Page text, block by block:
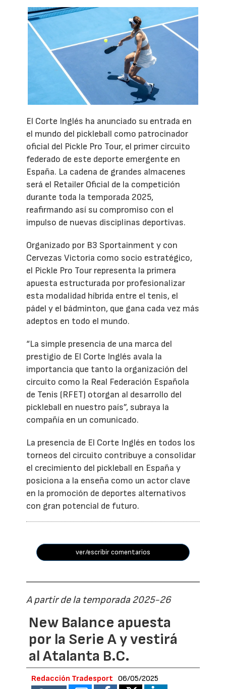
El Corte Inglés ha anunciado su entrada en
el mundo del pickleball como patrocinador
oficial del Pickle Pro Tour, el primer circuito
federado de este deporte emergente en
España. La cadena de grandes almacenes
será el Retailer Oficial de la competición
durante toda la temporada 2025,
reafirmando así su compromiso con el
impulso de nuevas disciplinas deportivas.
Organizado por B3 Sportainment y con
Cervezas Victoria como socio estratégico,
el Pickle Pro Tour representa la primera
apuesta estructurada por profesionalizar
esta modalidad híbrida entre el tenis, el
pádel y el bádminton, que gana cada vez más
adeptos en todo el mundo.
“La simple presencia de una marca del
prestigio de El Corte Inglés avala la
importancia que tanto la organización del
circuito como la Real Federación Española
de Tenis (RFET) otorgan al desarrollo del
pickleball en nuestro país”, subraya la
compañía en un comunicado.
La presencia de El Corte Inglés en todos los
torneos del circuito contribuye a consolidar
el crecimiento del pickleball en España y
posiciona a la enseña como un actor clave
en la promoción de deportes alternativos
con gran potencial de futuro.
ver/escribir comentarios
A partir de la temporada 2025-26
New Balance apuesta
por la Serie A y vestirá
al Atalanta B.C.
Redacción Tradesport 06/05/2025